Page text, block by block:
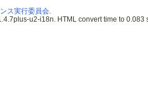
ス実行委員会.
u2-i18n. HTML convert time to 0.083